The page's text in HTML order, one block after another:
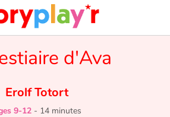
d'Ava
Erolf Totort
9-12 - 14 minutes